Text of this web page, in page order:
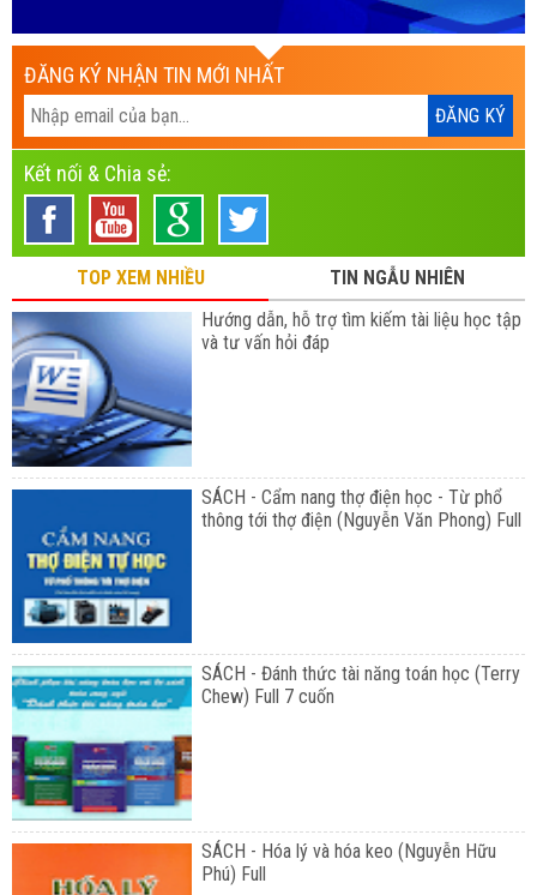
ĐĂNG KÝ NHẬN TIN MỚI NHẤT
Kết nối & Chia sẻ:
TOP XEM NHIỀU
TIN NGẪU NHIÊN
Hướng dẫn, hỗ trợ tìm kiếm tài liệu học tập
và tư vấn hỏi đáp
SÁCH - Cẩm nang thợ điện học - Từ phổ
thông tới thợ điện (Nguyễn Văn Phong) Full
SÁCH - Đánh thức tài năng toán học (Terry
Chew) Full 7 cuốn
SÁCH - Hóa lý và hóa keo (Nguyễn Hữu
Phú) Full